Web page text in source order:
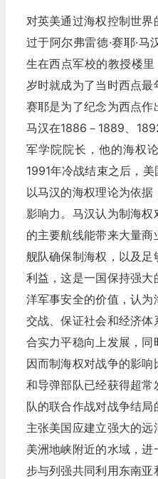
对英美通过海权控制世
过于阿尔弗雷德·赛耶·
生在西点军校的教授楼里
岁时就成为了当时西点
赛耶是为了纪念为西点作
马汉在1886－1889、
军学院院长，他的海权
1991年冷战结束之后，
以马汉的海权理论为依
影响力。马汉认为制海
的主要航线能带来大量
舰队确保制海权，以及
利益，这是一国保持强
洋军事安全的价值，认
交战、保证社会和经济
合实力平稳向上发展，同
因而制海权对战争的影
和导弹部队已经获得超
队的联合作战对战争结
主张美国应建立强大的
美洲地峡附近的水域，
步与列强共同利用东南